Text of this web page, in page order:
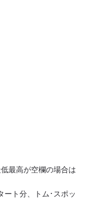
最高が空欄の場合は
ート分、トム･スポッ